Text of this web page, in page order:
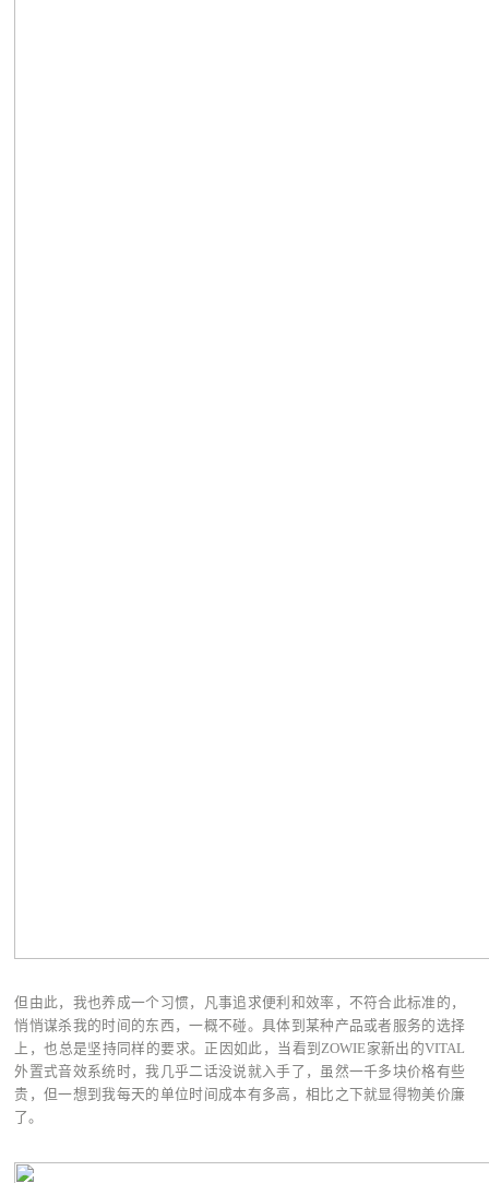
但由此，我也养成一个习惯，凡事追求便利和效率，不符合此标准的，
悄悄谋杀我的时间的东西，一概不碰。具体到某种产品或者服务的选择
上，也总是坚持同样的要求。正因如此，当看到ZOWIE家新出的VITAL
外置式音效系统时，我几乎二话没说就入手了，虽然一千多块价格有些
贵，但一想到我每天的单位时间成本有多高，相比之下就显得物美价廉
了。